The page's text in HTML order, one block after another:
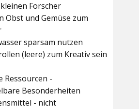
Forscher
Obst und Gemüse zum
sparsam nutzen
(leere) zum Kreativ sein
Ressourcen -
Besonderheiten
- nicht